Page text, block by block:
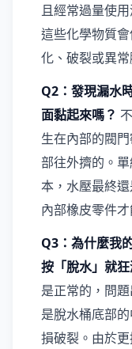
且經常過量使
這些化學物質
化、破裂或異常
Q2：發現漏水
面黏起來嗎？
生在內部的閥
部往外擠的。
本，水壓最終
內部橡皮零件才
Q3：為什麼我
按「脫水」就狂
是正常的，問
是脫水桶底部
損破裂。由於